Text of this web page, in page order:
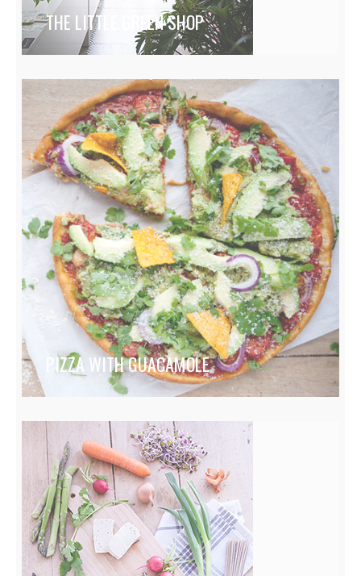
THE LITTLE GREEN SHOP
PIZZA WITH GUACAMOLE